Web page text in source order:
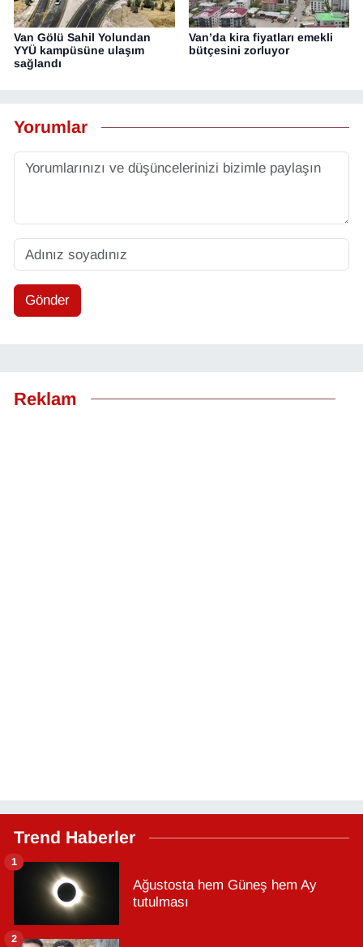
Van Gölü Sahil Yolundan
YYÜ kampüsüne ulaşım
sağlandı
Van’da kira fiyatları emekli
bütçesini zorluyor
Yorumlar
Gönder
Reklam
Trend Haberler
Ağustosta hem Güneş hem Ay
tutulması
1
2